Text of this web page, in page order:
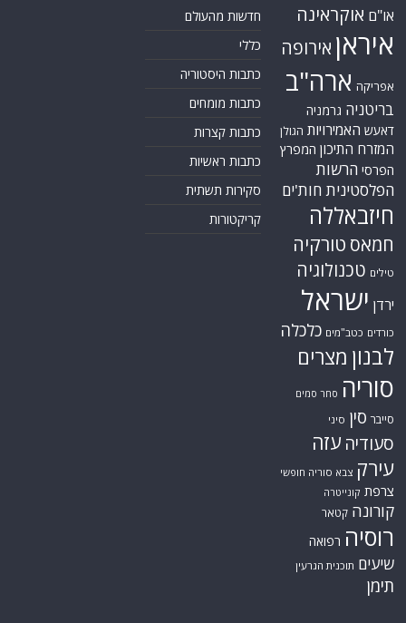
או"ם אוקראינה
איראן אירופה
אפריקה ארה"ב
בריטניה גרמניה
דאעש האמירויות הגולן
המזרח התיכון המפרץ
הפרסי הרשות
הפלסטינית חות'ים
חיזבאללה
חמאס טורקיה
טילים טכנולוגיה
ירדן ישראל
כורדים כטב"מים כלכלה
לבנון מצרים
סוריה סחר סמים
סייבר סין סיני
סעודיה עזה
עירק צבא סוריה חופשי
צרפת קונייטרה
קורונה קטאר
רוסיה רפואה
שיעים תוכנית הגרעין
תימן
חדשות מהעולם
כללי
כתבות היסטוריה
כתבות מומחים
כתבות קצרות
כתבות ראשיות
סקירות תשתית
קריקטורות